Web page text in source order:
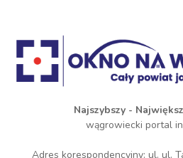
Najszybszy -
wągrowiecki portal
Adres korespondencyjny: ul. ul.